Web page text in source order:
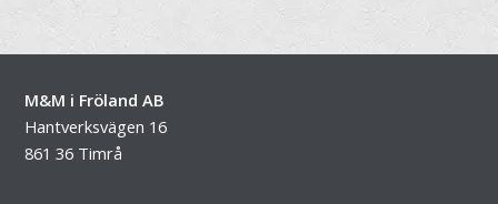
M&M i Fröland AB
Hantverksvägen 16
861 36 Timrå